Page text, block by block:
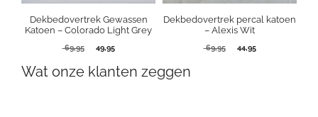
Dekbedovertrek Gewassen
Katoen – Colorado Light Grey
69,95
Oorspronkelijke
was:
49,95Huidige
is:
Dekbedovertrek percal katoen
– Alexis Wit
69,95
Oorspronkelijke
44,95Huidige
Wat onze klanten zeggen